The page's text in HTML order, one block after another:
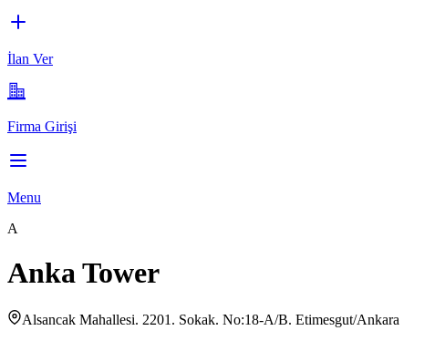
İlan Ver
Firma Girişi
Menu
A
Anka Tower
Alsancak Mahallesi. 2201. Sokak. No:18-A/B. Etimesgut/Ankara